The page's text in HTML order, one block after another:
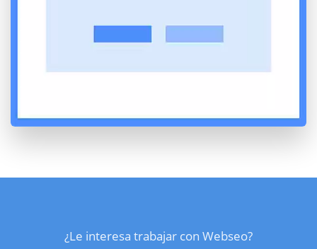
¿Le interesa trabajar con Webseo?